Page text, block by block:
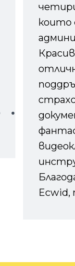
които
Ecwid,